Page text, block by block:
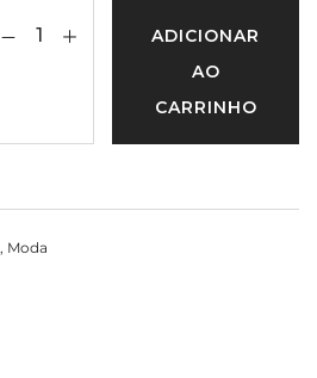
ADICIONAR
AO
CARRINHO
, Moda